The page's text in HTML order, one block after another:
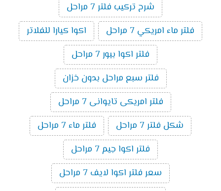
شرح تركيب فلتر 7 مراحل
فلتر ماء امريكي 7 مراحل
اكوا كيارا للفلاتر
فلتر اكوا بيور 7 مراحل
فلتر سبع مراحل بدون خزان
فلتر امريكى تايوانى 7 مراحل
شكل فلتر 7 مراحل
فلتر ماء 7 مراحل
فلتر اكوا جيم 7 مراحل
سعر فلتر اكوا لايف 7 مراحل